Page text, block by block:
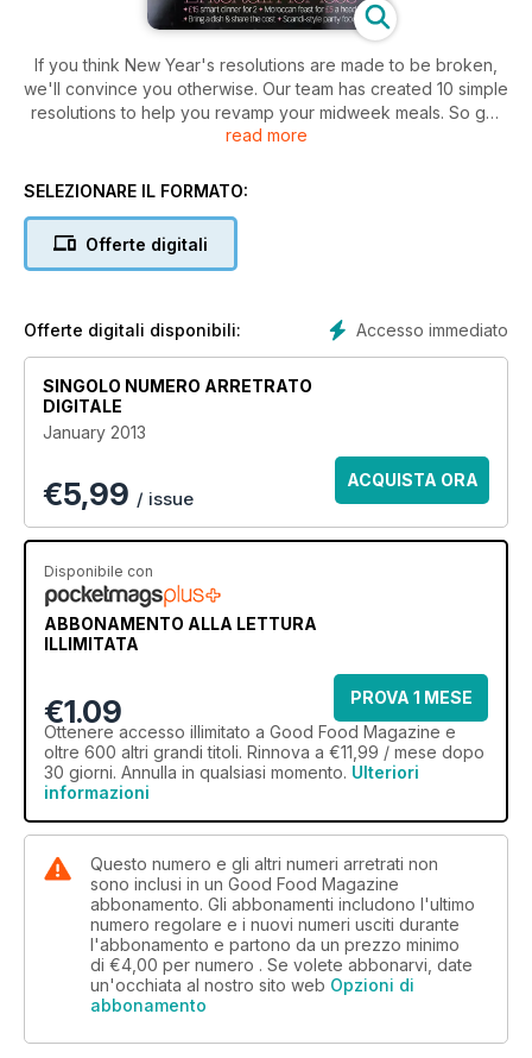
If you think New Year's resolutions are made to be broken,
we'll convince you otherwise. Our team has created 10 simple
resolutions to help you revamp your midweek meals. So get
set for new supper ideas that are simple to prep, costed to
different every night of the week.
read more
SELEZIONARE IL FORMATO:
Offerte digitali
Accesso immediato
Offerte digitali disponibili:
SINGOLO NUMERO ARRETRATO
DIGITALE
January 2013
€5,99 / issue
ACQUISTA ORA
Disponibile con
ABBONAMENTO ALLA LETTURA
ILLIMITATA
€1.09
PROVA 1 MESE
Ottenere accesso illimitato a Good Food Magazine e
oltre 600 altri grandi titoli. Rinnova a €11,99 / mese dopo
30 giorni. Annulla in qualsiasi momento. Ulteriori
informazioni
Questo numero e gli altri numeri arretrati non
sono inclusi in un Good Food Magazine
abbonamento. Gli abbonamenti includono l'ultimo
numero regolare e i nuovi numeri usciti durante
l'abbonamento e partono da un prezzo minimo
di €4,00 per numero . Se volete abbonarvi, date
un'occhiata al nostro sito web Opzioni di
abbonamento